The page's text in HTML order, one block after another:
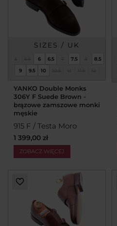
SIZES / UK
5 5.5 6 6.5 7 7.5 8
8.5
9
9.5 10 10.5 11 11.5 12
YANKO Double Monks
306Y F Suede Brown -
brązowe zamszowe monki
męskie
915 F / Testa Moro
1 399,00 zł
ZOBACZ WIĘCEJ